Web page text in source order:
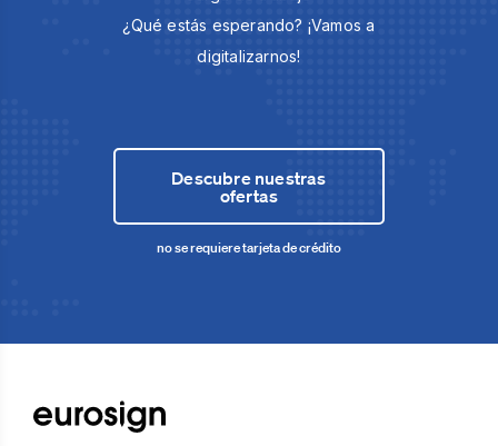
¿Qué estás esperando? ¡Vamos a
digitalizarnos!
Descubre nuestras
ofertas
no se requiere tarjeta de crédito